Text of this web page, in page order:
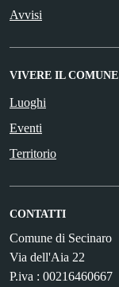
Avvisi
VIVERE IL COMUNE
Luoghi
Eventi
Territorio
CONTATTI
Comune di Secinaro
Via dell'Aia 22
P.iva : 00216460667